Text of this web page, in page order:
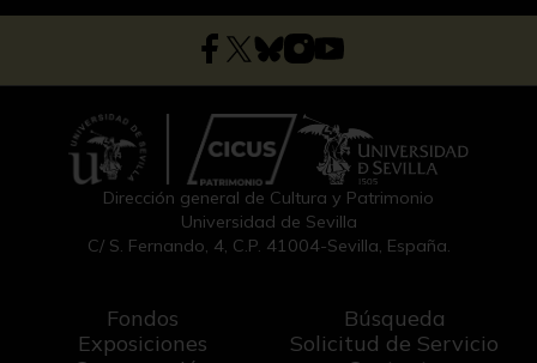
Dirección general de Cultura y Patrimonio
Universidad de Sevilla
C/ S. Fernando, 4, C.P. 41004-Sevilla, España.
Fondos
Exposiciones
Búsqueda
Solicitud de Servicio